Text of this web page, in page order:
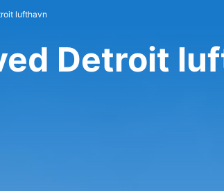
lufthavn
Detroit